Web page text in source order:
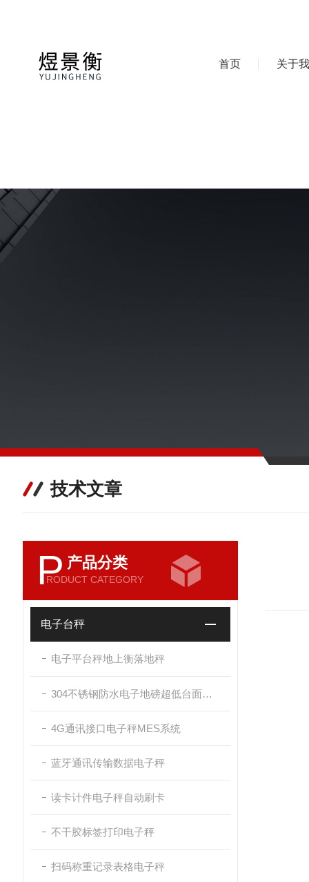
首页 关于
技术文章
P 产品分类
RODUCT CATEGORY
电子台秤
电子平台秤地上衡落地秤
304不锈钢防水电子地磅超低台面带斜坡
4G通讯接口电子秤MES系统
蓝牙通讯传输数据电子秤
读卡计件电子秤自动刷卡
不干胶标签打印电子秤
扫码称重记录表格电子秤